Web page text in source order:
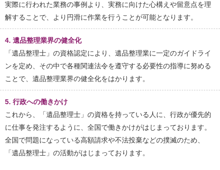
実際に行われた業務の事例より、実務に向けた心構えや留意点を理
解することで、より円滑に作業を行うことが可能となります。
4. 遺品整理業界の健全化
「遺品整理士」の資格認定により、遺品整理業に一定のガイドライ
ンを定め、その中で各種関連法令を遵守する必要性の指導に努める
ことで、遺品整理業界の健全化をはかります。
5. 行政への働きかけ
これから、「遺品整理士」の資格を持っている人に、行政が優先的
に仕事を発注するように、全国で働きかけがはじまっております。
全国で問題になっている高額請求や不法投棄などの撲滅のため、
「遺品整理士」の活動がはじまっております。